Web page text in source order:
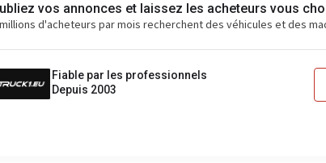
vos annonces et laissez les acheteurs vous
d'acheteurs par mois recherchent des véhicules et des
Fiable par les professionnels
Depuis 2003